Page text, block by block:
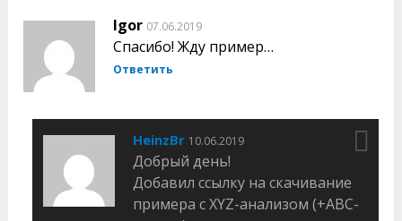
Igor 07.06.2019
Спасибо! Жду пример…
Ответить
HeinzBr 10.06.2019
Добрый день!
Добавил ссылку на скачивание
примера с XYZ-анализом (+ABC-